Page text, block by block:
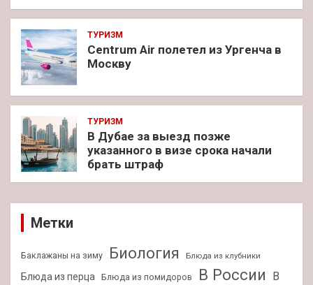
ТУРИЗМ
Centrum Air полетел из Ургенча в
Москву
ТУРИЗМ
В Дубае за выезд позже
указанного в визе срока начали
брать штраф
Метки
Баклажаны на зиму Биология Блюда из клубники
Блюда из перца Блюда из помидоров В России
В